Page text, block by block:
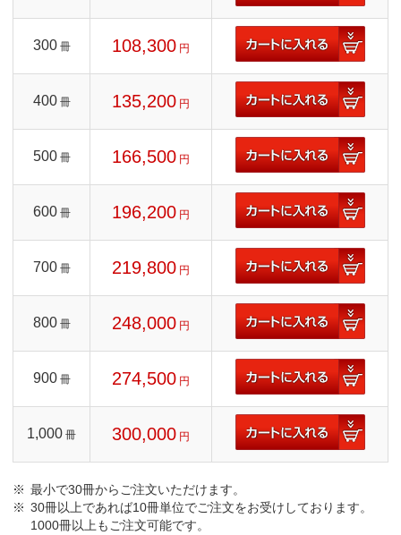
300 冊 108,300 円
400 冊 135,200 円
500 冊 166,500 円
600 冊 196,200 円
700 冊 219,800 円
800 冊 248,000 円
900 冊 274,500 円
1,000 冊 300,000 円
最小で30冊からご注文いただけます。
30冊以上であれば10冊単位でご注文をお受けしております。
1000冊以上もご注文可能です。